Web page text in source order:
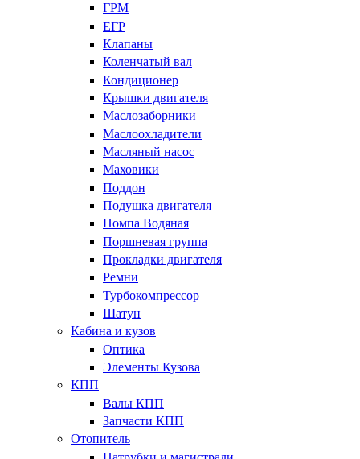
ГРМ
ЕГР
Клапаны
Коленчатый вал
Кондиционер
Крышки двигателя
Маслозаборники
Маслоохладители
Масляный насос
Маховики
Поддон
Подушка двигателя
Помпа Водяная
Поршневая группа
Прокладки двигателя
Ремни
Турбокомпрессор
Шатун
Кабина и кузов
Оптика
Элементы Кузова
КПП
Валы КПП
Запчасти КПП
Отопитель